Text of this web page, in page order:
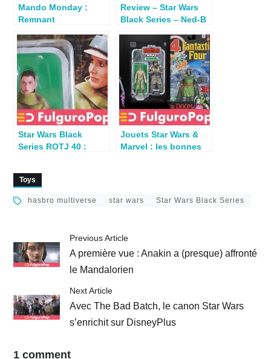
Mando Monday :
Remnant
Mandalorian Helmet
Review – Star Wars
Black Series – Ned-B
weathering
Star Wars Black
Series ROTJ 40 :
Jouets Star Wars &
Marvel : les bonnes
Toys
hasbro multiverse star wars Star Wars Black Series
Previous Article
A première vue : Anakin a (presque) affronté
le Mandalorien
Next Article
Avec The Bad Batch, le canon Star Wars
s’enrichit sur DisneyPlus
1 comment